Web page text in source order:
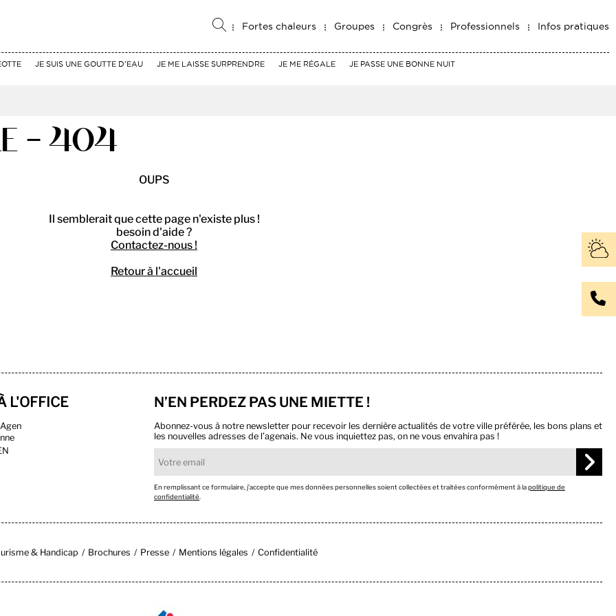
Fortes chaleurs Groupes Congrès Professionnels Infos pratiques
JE SUIS UNE GOUTTE D'EAU JE ME LAISSE SURPRENDRE JE ME RÉGALE JE PASSE UNE BONNE NUIT
- 404
OUPS
Il semblerait que cette page n'existe plus !
besoin d'aide ?
Contactez-nous !
Retour à l'accueil
L'OFFICE N’EN PERDEZ PAS UNE MIETTE !
Abonnez-vous à notre newsletter pour recevoir les dernière actualités de votre ville préférée, les bons plans et
les nouvelles adresses de l’agenais. Ne vous inquiettez pas, on ne vous envahira pas !
En remplissant ce formulaire, j’accepte que mes données personnelles soient collectées et traitées conformément à lapolitique de
confidentialité.
& Handicap Brochures Presse Mentions légales Confidentialité